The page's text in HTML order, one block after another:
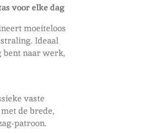
voor elke dag
moeiteloos
Ideaal
bent naar werk,
vaste
de brede,
patroon.